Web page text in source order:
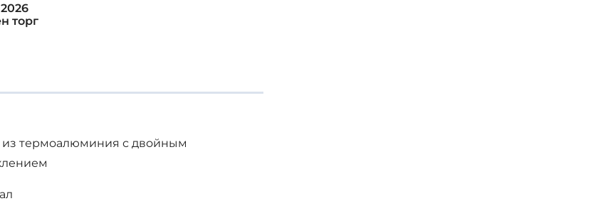
торг
из термоалюминия с двойным